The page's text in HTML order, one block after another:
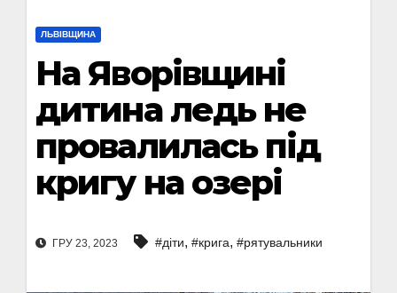
ЛЬВІВЩИНА
На Яворівщині
дитина ледь не
провалилась під
кригу на озері
ГРУ 23, 2023 #діти, #крига, #рятувальники